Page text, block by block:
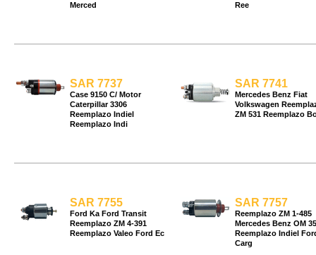
Merced
Ree
SAR 7737
Case 9150 C/ Motor
Caterpillar 3306
Reemplazo Indiel
Reemplazo Indi
SAR 7741
Mercedes Benz Fiat
Volkswagen
ZM 531 Reemplazo
SAR 7755
Ford Ka Ford Transit
Reemplazo ZM 4-391
Reemplazo Valeo Ford Ec
SAR 7757
Reemplazo ZM 1-485
Mercedes Benz OM
Reemplazo Indiel
Carg